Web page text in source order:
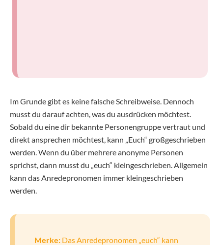
Im Grunde gibt es keine falsche Schreibweise. Dennoch
musst du darauf achten, was du ausdrücken möchtest.
Sobald du eine dir bekannte Personengruppe vertraut und
direkt ansprechen möchtest, kann „Euch“ großgeschrieben
werden. Wenn du über mehrere anonyme Personen
sprichst, dann musst du „euch“ kleingeschrieben. Allgemein
kann das Anredepronomen immer kleingeschrieben
werden.
Merke: Das Anredepronomen „euch“ kann